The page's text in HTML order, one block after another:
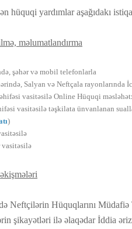
hüquqi yardımlar aşağıdakı
məlumatlandırma
şəhər və mobil telefonlarla
Salyan və Neftçala
vasitəsilə Online Hüquqi
vasitəsilə təşkilata ünvanlanan
)
vasitəsilə
Neftçilərin Hüquqlarını
şikayətləri ilə əlaqədar İddia